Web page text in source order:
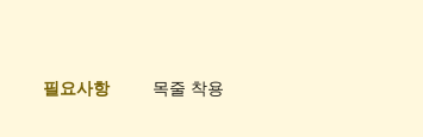
필요사항
목줄 착용